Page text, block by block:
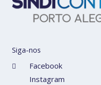
Siga-nos
Facebook
Instagram